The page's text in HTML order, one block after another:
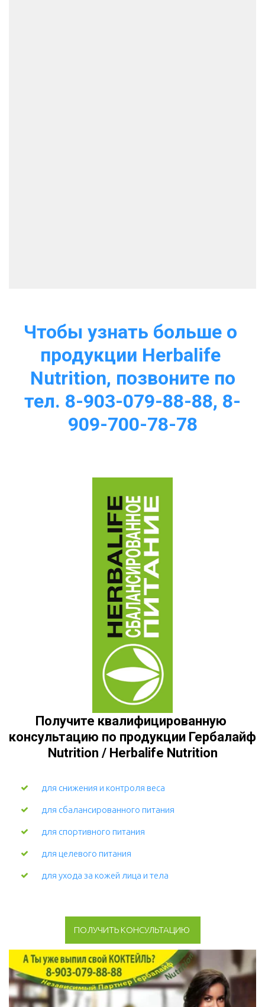
Чтобы узнать больше о
продукции Herbalife
Nutrition, позвоните по
тел. 8-903-079-88-88, 8-
909-700-78-78
Получите квалифицированную
консультацию по продукции Гербалайф
Nutrition / Herbalife Nutrition
для снижения и контроля веса
для сбалансированного питания
для спортивного питания
для целевого питания
для ухода за кожей лица и тела
ПОЛУЧИТЬ КОНСУЛЬТАЦИЮ